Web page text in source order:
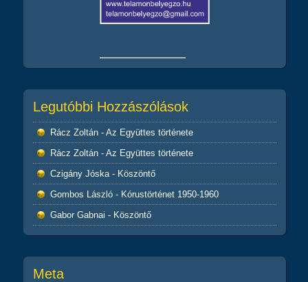
Legutóbbi Hozzászólások
Rácz Zoltán- Az Együttes története
Rácz Zoltán- Az Együttes története
Czigány Jóska- Köszöntő
Gombos László- Kórustörténet 1950-1960
Gabor Gabnai - Köszöntő
Meta